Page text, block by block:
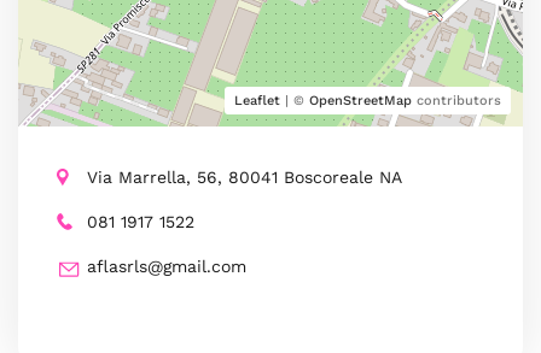
Leaflet | © OpenStreetMap contributors
Via Marrella, 56, 80041 Boscoreale NA
081 1917 1522
aflasrls@gmail.com